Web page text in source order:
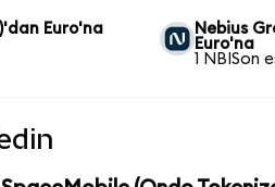
Euro'na
Nebius
Euro'na
1 NBISon